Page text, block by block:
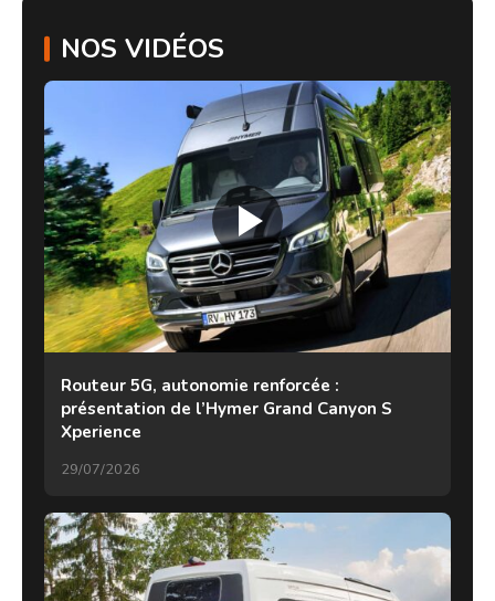
NOS VIDÉOS
Routeur 5G, autonomie renforcée :
présentation de l’Hymer Grand Canyon S
Xperience
29/07/2026